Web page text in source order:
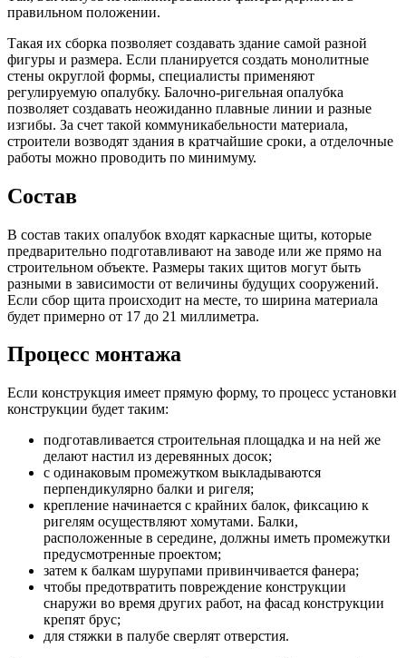
правильном положении.
Такая их сборка позволяет создавать здание самой разной
фигуры и размера. Если планируется создать монолитные
стены округлой формы, специалисты применяют
регулируемую опалубку. Балочно-ригельная опалубка
позволяет создавать неожиданно плавные линии и разные
изгибы. За счет такой коммуникабельности материала,
строители возводят здания в кратчайшие сроки, а отделочные
работы можно проводить по минимуму.
Состав
В состав таких опалубок входят каркасные щиты, которые
предварительно подготавливают на заводе или же прямо на
строительном объекте. Размеры таких щитов могут быть
разными в зависимости от величины будущих сооружений.
Если сбор щита происходит на месте, то ширина материала
будет примерно от 17 до 21 миллиметра.
Процесс монтажа
Если конструкция имеет прямую форму, то процесс установки
конструкции будет таким:
подготавливается строительная площадка и на ней же
делают настил из деревянных досок;
с одинаковым промежутком выкладываются
перпендикулярно балки и ригеля;
крепление начинается с крайних балок, фиксацию к
ригелям осуществляют хомутами. Балки,
расположенные в середине, должны иметь промежутки
предусмотренные проектом;
затем к балкам шурупами привинчивается фанера;
чтобы предотвратить повреждение конструкции
снаружи во время других работ, на фасад конструкции
крепят брус;
для стяжки в палубе сверлят отверстия.